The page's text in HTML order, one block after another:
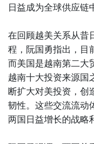
日益成为全球供应链
在回顾越美关系从昔
程，阮国勇指出，目
而美国是越南第二大
越南十大投资来源国
断扩大对美投资，创
韧性。这些交流流动
两国日益增长的战略